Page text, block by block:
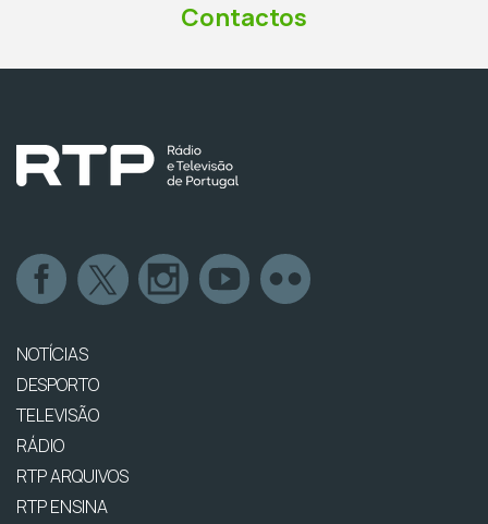
Contactos
NOTÍCIAS
DESPORTO
TELEVISÃO
RÁDIO
RTP ARQUIVOS
RTP ENSINA